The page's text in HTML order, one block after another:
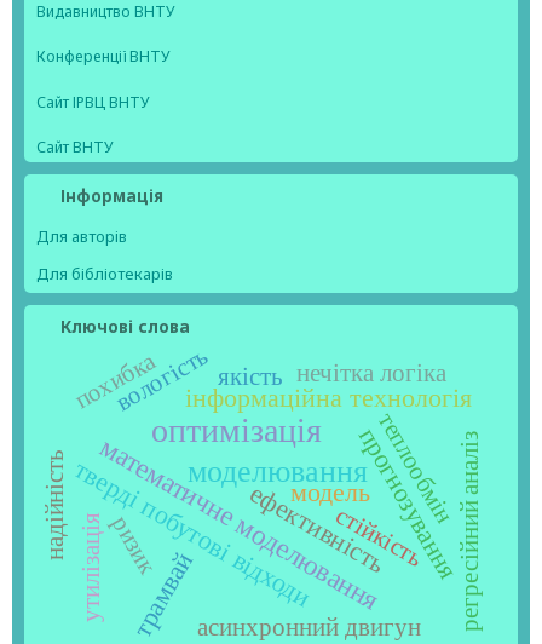
Видавництво ВНТУ
Конференції ВНТУ
Сайт ІРВЦ ВНТУ
Сайт ВНТУ
Інформація
Для авторів
Для бібліотекарів
Ключові слова
оптимізація
моделювання
математичне моделювання
інформаційна технологія
ефективність
модель
тверді побутові відходи прогнозування
трамвай
вологість
ризик
теплообмін
стійкість регресійний аналіз
асинхронний двигун
якість нечітка логіка
надійність
похибка
утилізація